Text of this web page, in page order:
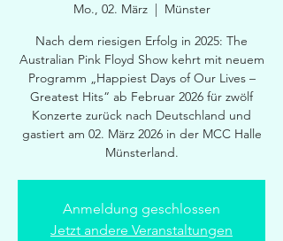
Mo., 02. März
  |
Münster
Nach dem riesigen Erfolg in 2025: The
Australian Pink Floyd Show kehrt mit neuem
Programm „Happiest Days of Our Lives –
Greatest Hits“ ab Februar 2026 für zwölf
Konzerte zurück nach Deutschland und
gastiert am 02. März 2026 in der MCC Halle
Münsterland.
Anmeldung geschlossen
Jetzt andere Veranstaltungen